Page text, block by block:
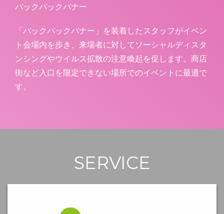
バックパックバナー
「バックパックバナー」を装着したスタッフがイベン
ト会場内を歩き、来場者に対してソーシャルディスタ
ンシングやウイルス拡散の注意喚起を促します。商店
街など入口を限定できない場所でのイベントに最適で
す。
SERVICE